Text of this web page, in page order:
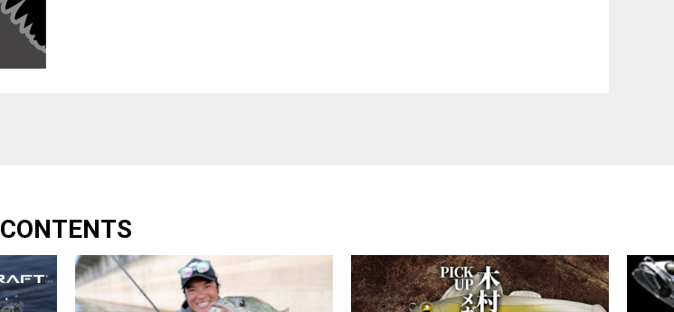
CONTENTS